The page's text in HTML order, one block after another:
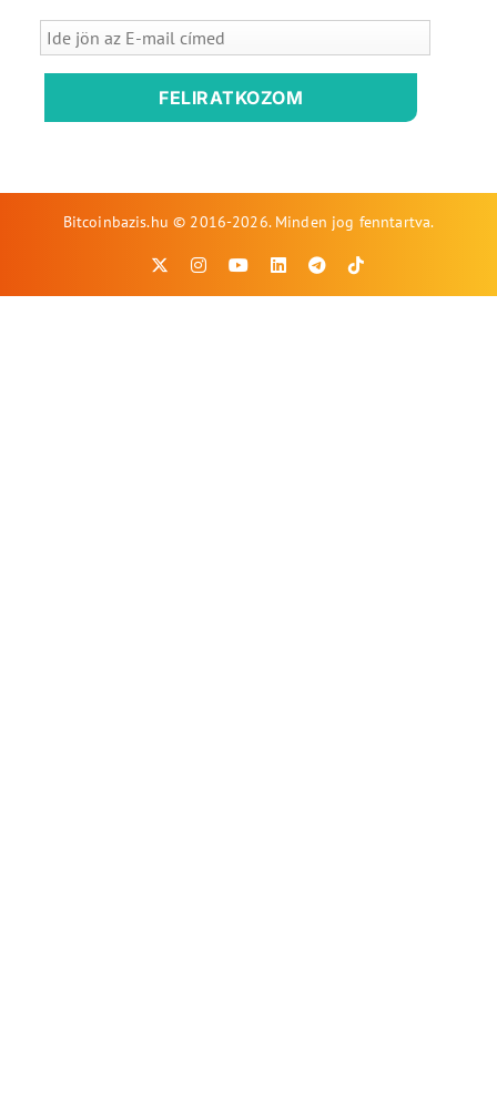
FELIRATKOZOM
Bitcoinbazis.hu © 2016-2026. Minden jog fenntartva.